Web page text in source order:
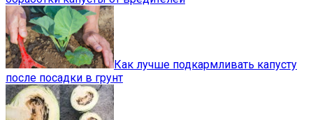
Как лучше подкармливать капусту
после посадки в грунт